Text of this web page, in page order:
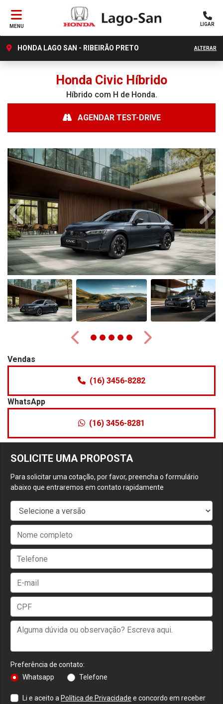
MENU LIGAR
HONDA LAGO SAN - RIBEIRÃO PRETO ALTERAR
Honda Civic Híbrido
Híbrido com H de Honda.
AGENDAR TEST-DRIVE
SOLICITE UMA PROPOSTA
Para solicitar uma cotação, por favor, preencha o formulário
abaixo que entraremos em contato rapidamente
Preferência de contato:
Whatsapp
Telefone
Li e aceito a Política de Privacidade e concordo em receber
Anterior
Anterior
Próximo
Vendas
(16) 3456-8282
WhatsApp
(16) 3456-8281